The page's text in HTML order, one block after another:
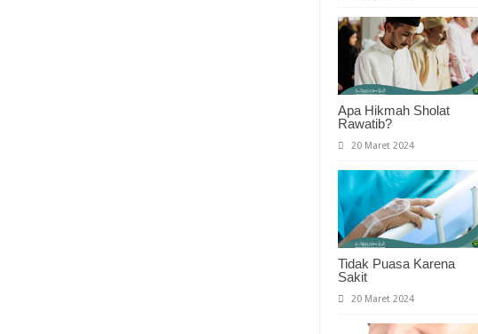
Apa Hikmah Sholat
Rawatib?
20 Maret 2024
Tidak Puasa Karena
Sakit
20 Maret 2024